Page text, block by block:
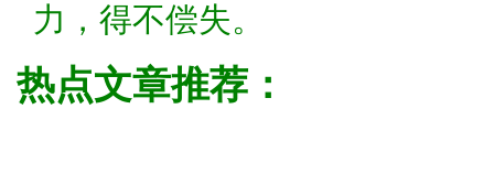
力，得不偿失。
热点文章推荐：